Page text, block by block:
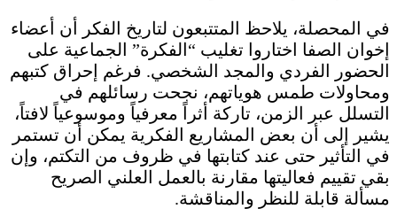
في المحصلة، يلاحظ المتتبعون لتاريخ الفكر أن أعضاء
إخوان الصفا اختاروا تغليب “الفكرة” الجماعية على
الحضور الفردي والمجد الشخصي. فرغم إحراق كتبهم
ومحاولات طمس هوياتهم، نجحت رسائلهم في
التسلل عبر الزمن، تاركة أثراً معرفياً وموسوعياً لافتاً،
يشير إلى أن بعض المشاريع الفكرية يمكن أن تستمر
في التأثير حتى عند كتابتها في ظروف من التكتم، وإن
بقي تقييم فعاليتها مقارنة بالعمل العلني الصريح
مسألة قابلة للنظر والمناقشة.